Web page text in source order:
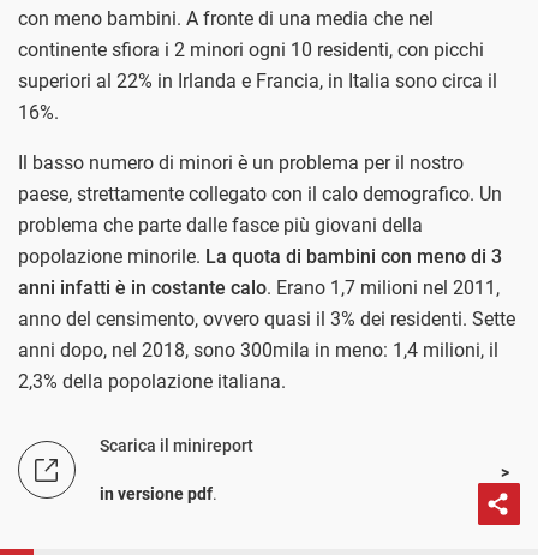
con meno bambini. A fronte di una media che nel
continente sfiora i 2 minori ogni 10 residenti, con picchi
superiori al 22% in Irlanda e Francia, in Italia sono circa il
16%.
Il basso numero di minori è un problema per il nostro
paese, strettamente collegato con il calo demografico. Un
problema che parte dalle fasce più giovani della
popolazione minorile. La quota di bambini con meno di 3
anni infatti è in costante calo. Erano 1,7 milioni nel 2011,
anno del censimento, ovvero quasi il 3% dei residenti. Sette
anni dopo, nel 2018, sono 300mila in meno: 1,4 milioni, il
2,3% della popolazione italiana.
Scarica il minireport
in versione pdf.